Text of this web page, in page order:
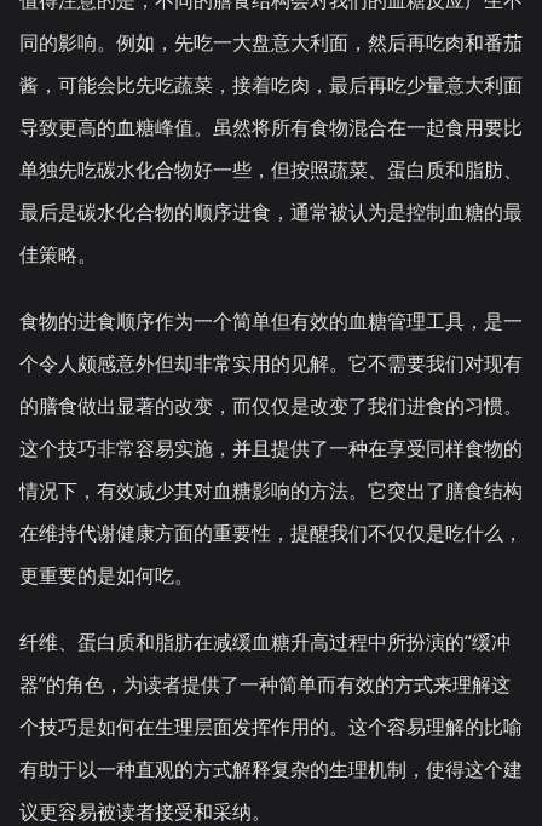
同的影响。例如，先吃一大盘意大利面，然后再吃肉和番茄
酱，可能会比先吃蔬菜，接着吃肉，最后再吃少量意大利面
导致更高的血糖峰值。虽然将所有食物混合在一起食用要比
单独先吃碳水化合物好一些，但按照蔬菜、蛋白质和脂肪、
最后是碳水化合物的顺序进食，通常被认为是控制血糖的最
佳策略。
食物的进食顺序作为一个简单但有效的血糖管理工具，是一
个令人颇感意外但却非常实用的见解。它不需要我们对现有
的膳食做出显著的改变，而仅仅是改变了我们进食的习惯。
这个技巧非常容易实施，并且提供了一种在享受同样食物的
情况下，有效减少其对血糖影响的方法。它突出了膳食结构
在维持代谢健康方面的重要性，提醒我们不仅仅是吃什么，
更重要的是如何吃。
纤维、蛋白质和脂肪在减缓血糖升高过程中所扮演的“缓冲
器”的角色，为读者提供了一种简单而有效的方式来理解这
个技巧是如何在生理层面发挥作用的。这个容易理解的比喻
有助于以一种直观的方式解释复杂的生理机制，使得这个建
议更容易被读者接受和采纳。